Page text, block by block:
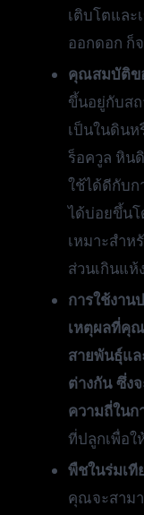
เติบโตและ
ออกดอก ก็
คุณสมบัติข
ขึ้นอยู่กับส
เป็นในดิน
ร็อควูล หิน
ใช้ได้ดีกับก
ได้บ่อยขึ้นโ
เหมาะสำห
ส่วนเกินแห้
การใช้งาน
เหตุผลที่คุ
สายพันธุ์แ
ต่างกัน ซึ่ง
ความถี่ในก
ที่ปลูกเพื่อใ
พืชในร่มเที
คุณจะสาม